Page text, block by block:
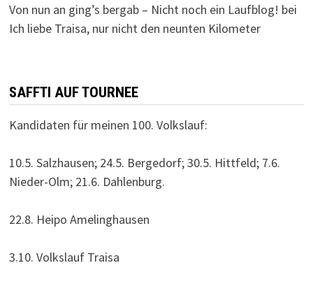
Von nun an ging’s bergab – Nicht noch ein Laufblog! bei
Ich liebe Traisa, nur nicht den neunten Kilometer
SAFFTI AUF TOURNEE
Kandidaten für meinen 100. Volkslauf:
10.5. Salzhausen; 24.5. Bergedorf; 30.5. Hittfeld; 7.6.
Nieder-Olm; 21.6. Dahlenburg.
22.8. Heipo Amelinghausen
3.10. Volkslauf Traisa